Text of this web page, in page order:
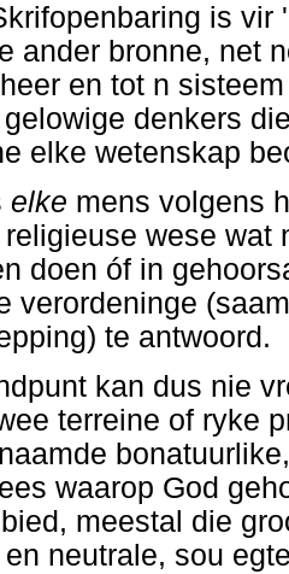
is
ander bronne, net
en tot n
gelowige denkers
elke wetenskap
elke mens volgens
religieuse wese
doen óf in
verordeninge
te antwoord.
kan dus nie
terreine of ryke
waarop God
meestal die
neutrale, sou